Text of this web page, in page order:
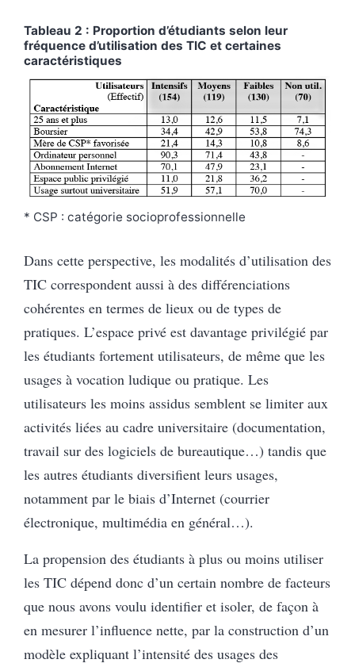
Tableau 2 : Proportion d’étudiants selon leur
fréquence d’utilisation des TIC et certaines
caractéristiques
* CSP : catégorie socioprofessionnelle
Dans cette perspective, les modalités d’utilisation des
TIC correspondent aussi à des différenciations
cohérentes en termes de lieux ou de types de
pratiques. L’espace privé est davantage privilégié par
les étudiants fortement utilisateurs, de même que les
usages à vocation ludique ou pratique. Les
utilisateurs les moins assidus semblent se limiter aux
activités liées au cadre universitaire (documentation,
travail sur des logiciels de bureautique…) tandis que
les autres étudiants diversifient leurs usages,
notamment par le biais d’Internet (courrier
électronique, multimédia en général…).
La propension des étudiants à plus ou moins utiliser
les TIC dépend donc d’un certain nombre de facteurs
que nous avons voulu identifier et isoler, de façon à
en mesurer l’influence nette, par la construction d’un
modèle expliquant l’intensité des usages des